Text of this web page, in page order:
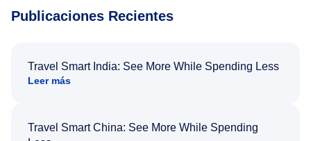
Publicaciones Recientes
Travel Smart India: See More While Spending Less
Leer más
Travel Smart China: See More While Spending